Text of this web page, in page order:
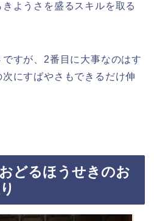
ようさを盛るスキルを取る
すが、2番目に大事なのはす
にすばやさもできるだけ伸
どるほうせきのお